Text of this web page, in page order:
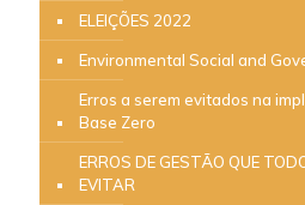
ELEIÇÕES 2022
Environmental Social and
Erros a serem evitados na
Base Zero
ERROS DE GESTÃO QUE
EVITAR